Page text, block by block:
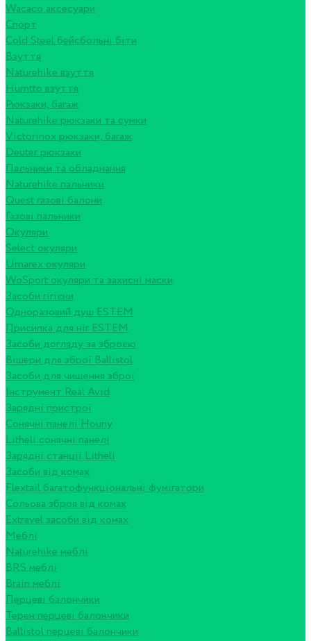
Wacaco аксесуари
Спорт
Cold Steel бейсбольні біти
Взуття
Naturehike взуття
Humtto взуття
Рюкзаки, багаж
Naturehike рюкзаки та сумки
Victorinox рюкзаки, багаж
Deuter рюкзаки
Пальники та обладнання
Naturehike пальники
Quest газові балони
Газові пальники
Окуляри
Select окуляри
Umarex окуляри
WoSport окуляри та захисні маски
Засоби гігієни
Одноразовий душ ESTEM
Присипка для ніг ESTEM
Засоби догляду за зброєю
Вішери для зброї Ballistol
Засоби для чищення зброї
Інструмент Real Avid
Зарядні пристрої
Сонячні панелі Houny
Litheli сонячні панелі
Зарядні станції Litheli
Засоби від комах
Flextail багатофункціональні фумігатори
Сольова зброя від комах
Extravel засоби від комах
Меблі
Naturehike меблі
BRS меблі
Brain меблі
Перцеві балончики
Терен перцеві балончики
Ballistol перцеві балончики